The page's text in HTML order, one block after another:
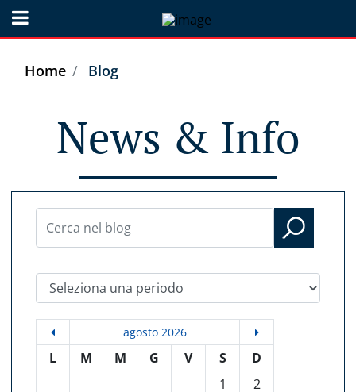
Open menu
Home Blog
News & Info
Seleziona una periodo
agosto 2026
L M M G V S
D
1
2